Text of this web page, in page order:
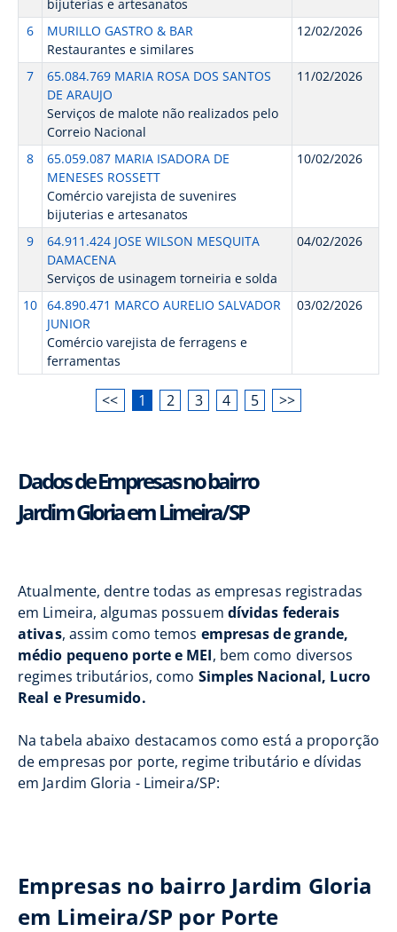
bijuterias e artesanatos
6
MURILLO GASTRO & BAR
Restaurantes e similares
12/02/2026
7
65.084.769 MARIA ROSA DOS SANTOS
DE ARAUJO
Serviços de malote não realizados pelo
Correio Nacional
11/02/2026
8
65.059.087 MARIA ISADORA DE
MENESES ROSSETT
Comércio varejista de suvenires
bijuterias e artesanatos
10/02/2026
9
64.911.424 JOSE WILSON MESQUITA
DAMACENA
Serviços de usinagem torneiria e solda
04/02/2026
10 64.890.471 MARCO AURELIO SALVADOR
JUNIOR
Comércio varejista de ferragens e
ferramentas
03/02/2026
<< 1 2 3 4 5 >>
Dados de Empresas no bairro
Jardim Gloria em Limeira/SP
Atualmente, dentre todas as empresas registradas
em Limeira, algumas possuem dívidas federais
ativas, assim como temos empresas de grande,
médio pequeno porte e MEI, bem como diversos
regimes tributários, como Simples Nacional, Lucro
Real e Presumido.
Na tabela abaixo destacamos como está a proporção
de empresas por porte, regime tributário e dívidas
em Jardim Gloria - Limeira/SP:
Empresas no bairro Jardim Gloria
em Limeira/SP por Porte